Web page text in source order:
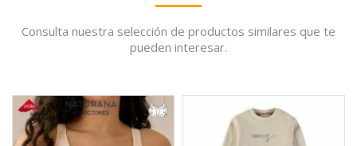
Consulta nuestra selección de productos similares que te
pueden interesar.